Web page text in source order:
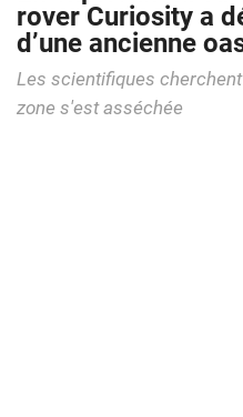
rover Curiosity a
d’une ancienne
Les scientifiques
zone s'est asséchée